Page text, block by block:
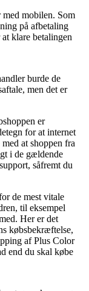
mobilen. Som
på afbetaling
klare betalingen
burde de
men det er
er
for at internet
at shoppen fra
i de gældende
såfremt du
de mest vitale
til eksempel
Her er det
købsbekræftelse,
af Plus Color
end du skal købe